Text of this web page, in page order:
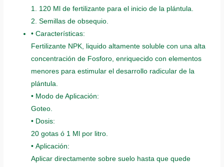
1. 120 Ml de fertilizante para el inicio de la plántula.
2. Semillas de obsequio.
• Características:
Fertilizante NPK, liquido altamente soluble con una alta
concentración de Fosforo, enriquecido con elementos
menores para estimular el desarrollo radicular de la
plántula.
• Modo de Aplicación:
Goteo.
• Dosis:
20 gotas ó 1 Ml por litro.
• Aplicación:
Aplicar directamente sobre suelo hasta que quede